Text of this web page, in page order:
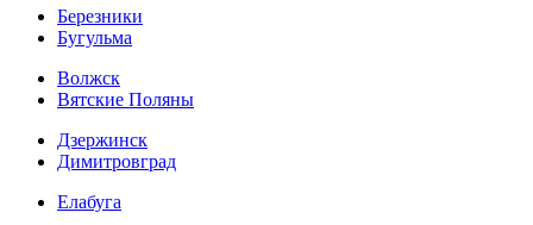
Березники
Бугульма
Волжск
Вятские Поляны
Дзержинск
Димитровград
Елабуга